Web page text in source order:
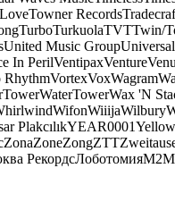
Towner Records
TurboTurkuolaTVTTwin/
United Music GroupUniversal
In PerilVentipaxVenture
RhythmVortexVoxWagram
WaterTowerWax 'N
WifonWiiijaWilbury
PlakcılıkYEAR0001Yellow
ZonaZoneZongZTT
РекордсЛоботомияМ2